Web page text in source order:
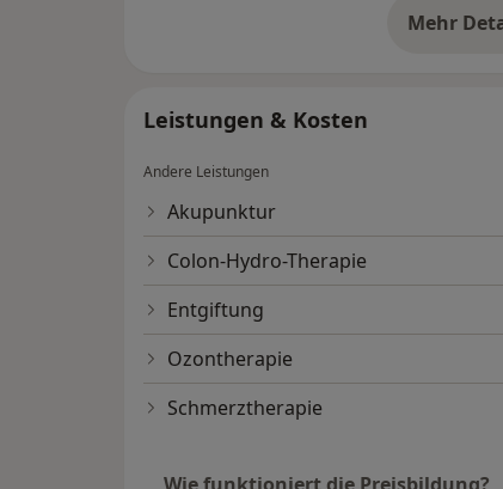
Mehr
Leistungen & Kosten
Andere Leistungen
Akupunktur
Colon-Hydro-Therapie
Entgiftung
Ozontherapie
Schmerztherapie